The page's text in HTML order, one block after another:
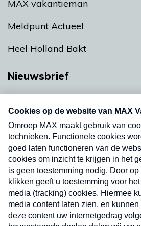
MAX vakantieman
Meldpunt Actueel
Heel Holland Bakt
Nieuwsbrief
nieuwsbrief. Elke vrijdag- en
uw mailbox.